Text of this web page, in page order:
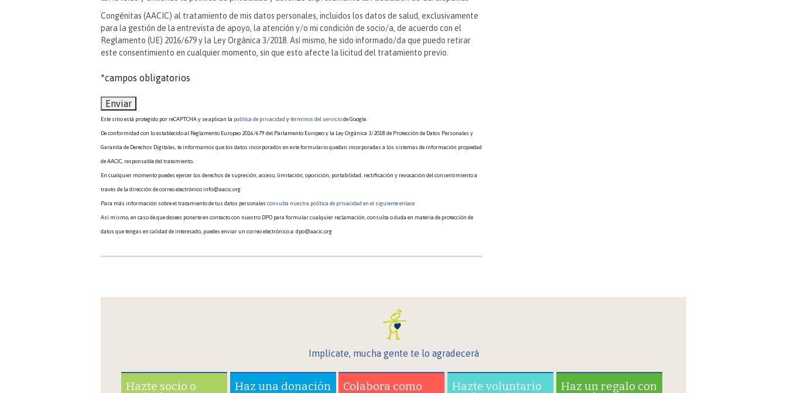
Congénitas (AACIC) al tratamiento de mis datos personales, incluidos los datos de salud, exclusivamente
para la gestión de la entrevista de apoyo, la atención y/o mi condición de socio/a, de acuerdo con el
Reglamento (UE) 2016/679 y la Ley Orgánica 3/2018. Así mismo, he sido informado/da que puedo retirar
este consentimiento en cualquier momento, sin que esto afecte la licitud del tratamiento previo.
*campos obligatorios
Este sitio está protegido por reCAPTCHA y se aplican la política de privacidad ytérminos del serviciode Google.
De conformidad con lo establecido al Reglamento Europeo 2016/679 del Parlamento Europeo y la Ley Orgánica 3/2018 de Protección de Datos Personales y
Garantía de Derechos Digitales, te informamos que los datos incorporados en este formulario quedan incorporadas a los sistemas de información propiedad
de AACIC, responsable del tratamiento.
En cualquier momento puedes ejercer los derechos de supresión, acceso, limitación, oposición, portabilidad, rectificación y revocación del consentimiento a
través de la dirección de correo electrónico info@aacic.org
Para más información sobre el tratamiento de tus datos personales consulta nuestra política de privacidad en el siguiente enlace
Así mismo, en caso de que desees ponerte en contacto con nuestro DPO para formular cualquier reclamación, consulta o duda en materia de protección de
datos que tengas en calidad de interesado, puedes enviar un correo electrónico a: dpo@aacic.org
Implícate, mucha gente te lo agradecerá
Hazte socio o Haz una donación Colabora como Hazte voluntario Haz un regalo con